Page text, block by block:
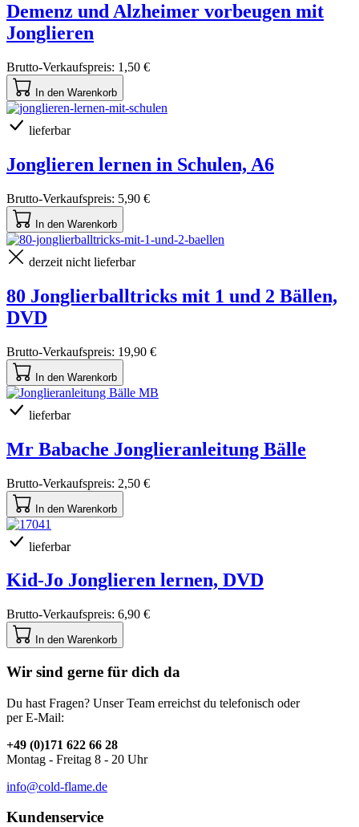
Demenz und Alzheimer vorbeugen mit
Jonglieren
Brutto-Verkaufspreis: 1,50 €
In den Warenkorb
lieferbar
Jonglieren lernen in Schulen, A6
Brutto-Verkaufspreis: 5,90 €
In den Warenkorb
derzeit nicht lieferbar
80 Jonglierballtricks mit 1 und 2 Bällen,
DVD
Brutto-Verkaufspreis: 19,90 €
In den Warenkorb
lieferbar
Mr Babache Jonglieranleitung Bälle
Brutto-Verkaufspreis: 2,50 €
In den Warenkorb
lieferbar
Kid-Jo Jonglieren lernen, DVD
Brutto-Verkaufspreis: 6,90 €
In den Warenkorb
Wir sind gerne für dich da
Du hast Fragen? Unser Team erreichst du telefonisch oder
per E-Mail:
+49 (0)171 622 66 28
Montag - Freitag 8 - 20 Uhr
info@cold-flame.de
Kundenservice